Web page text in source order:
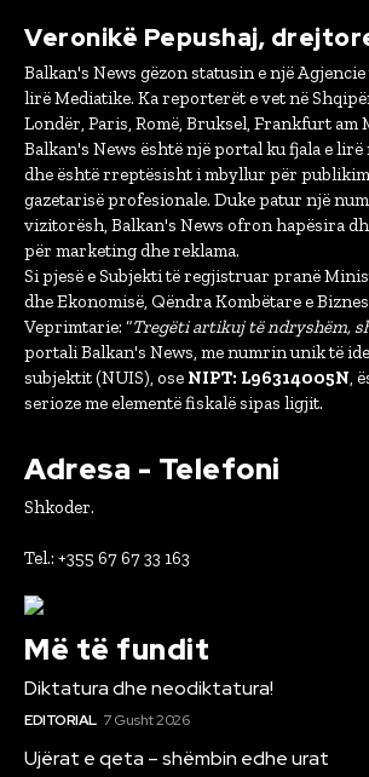
Veronikë Pepushaj,
Balkan's News gëzon statusin e një
lirë Mediatike. Ka reporterët e vet në
Londër, Paris, Romë, Bruksel, Frankfurt am
Balkan's News është një portal ku fjala e
dhe është rreptësisht i mbyllur për
gazetarisë profesionale. Duke patur një
vizitorësh, Balkan's News ofron hapësira
për marketing dhe reklama.
Si pjesë e Subjekti të regjistruar pranë
dhe Ekonomisë, Qëndra Kombëtare e
Veprimtarie: “Tregëti artikuj të ndryshëm,
portali Balkan's News, me numrin unik të
subjektit (NUIS), ose NIPT: L96314005N,
serioze me elementë fiskalë sipas ligjit.
Adresa - Telefoni
Shkoder.
Tel.: +355 67 67 33 163
Më të fundit
Diktatura dhe neodiktatura!
EDITORIAL 7 Gusht 2026
Ujërat e qeta – shëmbin edhe urat